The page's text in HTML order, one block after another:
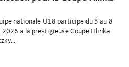
nationale U18 participe du 3 au 8
2026 à la prestigieuse Coupe Hlinka